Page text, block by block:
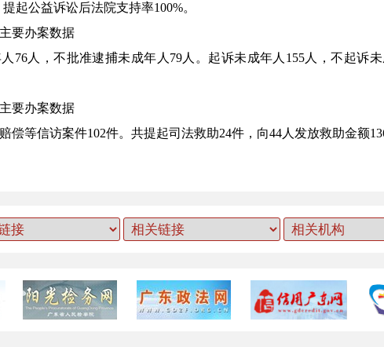
起公益诉讼后法院支持率100%。
要办案数据
76人，不批准逮捕未成年人79人。起诉未成年人155人，不起诉
要办案数据
偿等信访案件102件。共提起司法救助24件，向44人发放救助金额